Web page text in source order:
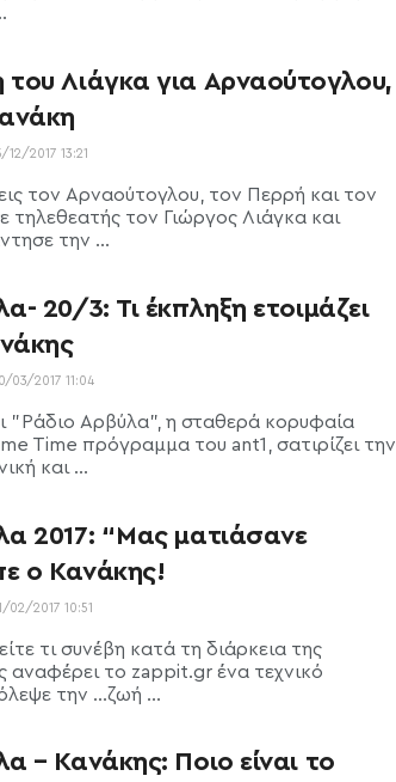
Λιάγκα για Αρναούτογλου,
12/2017 13:21
τον Αρναούτογλου, τον Περρή και τον
τηλεθεατής τον Γιώργος Λιάγκα και
την ...
20/3: Τι έκπληξη ετοιμάζει
03/2017 11:04
"Ράδιο Αρβύλα", η σταθερά κορυφαία
Time πρόγραμμα του ant1, σατιρίζει την
και ...
2017: “Μας ματιάσανε
ο Κανάκης!
02/2017 10:51
τι συνέβη κατά τη διάρκεια της
το zappit.gr ένα τεχνικό
την …ζωή ...
– Κανάκης: Ποιο είναι το